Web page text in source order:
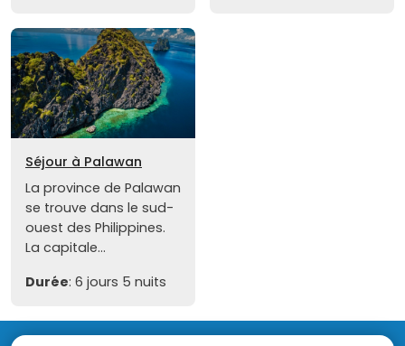
Séjour à Palawan
La province de Palawan
se trouve dans le sud-
ouest des Philippines.
La capitale...
Durée: 6 jours 5 nuits